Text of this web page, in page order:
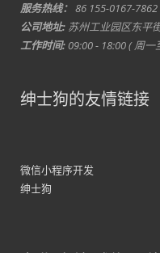
服务热线： 86 155-0167-
公司地址: 苏州工业园区东平
工作时间: 09:00 - 18:00 ( 周一
绅士狗的友情链接
微信小程序开发
绅士狗